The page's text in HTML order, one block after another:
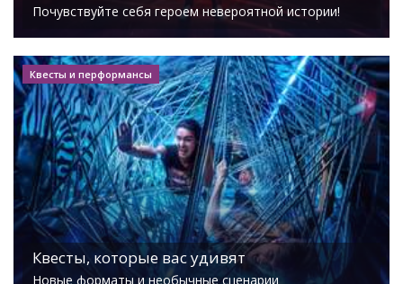
Почувствуйте себя героем невероятной истории!
Квесты и перформансы
Квесты, которые вас удивят
Новые форматы и необычные сценарии